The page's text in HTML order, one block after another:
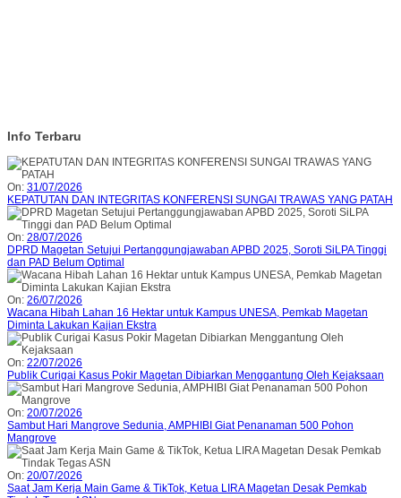
Info Terbaru
On: 31/07/2026
KEPATUTAN DAN INTEGRITAS KONFERENSI SUNGAI TRAWAS YANG PATAH
On: 28/07/2026
DPRD Magetan Setujui Pertanggungjawaban APBD 2025, Soroti SiLPA Tinggi
dan PAD Belum Optimal
On: 26/07/2026
Wacana Hibah Lahan 16 Hektar untuk Kampus UNESA, Pemkab Magetan
Diminta Lakukan Kajian Ekstra
On: 22/07/2026
Publik Curigai Kasus Pokir Magetan Dibiarkan Menggantung Oleh Kejaksaan
On: 20/07/2026
Sambut Hari Mangrove Sedunia, AMPHIBI Giat Penanaman 500 Pohon
Mangrove
On: 20/07/2026
Saat Jam Kerja Main Game & TikTok, Ketua LIRA Magetan Desak Pemkab